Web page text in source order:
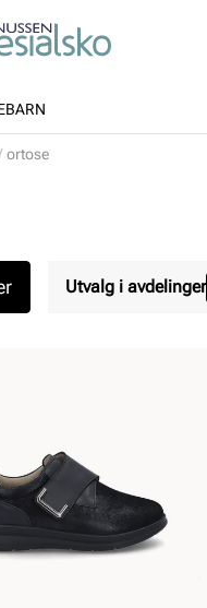
BARN
ortose
Utvalg i avdelinger